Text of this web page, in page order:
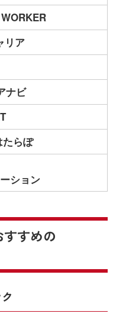
リア
ナビ
らぽ
ション
すすめの